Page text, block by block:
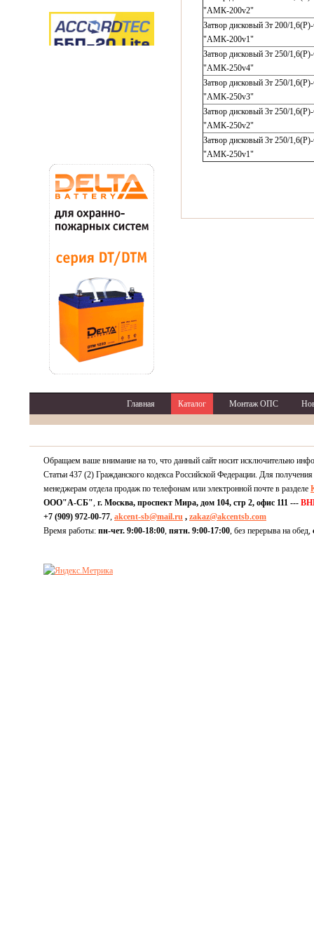
"АМК-200v2"
Затвор дисковый 3т 200/
"АМК-200v1"
Затвор дисковый 3т 250/
"АМК-250v4"
Затвор дисковый 3т 250/
"АМК-250v3"
Затвор дисковый 3т 250/
"АМК-250v2"
Затвор дисковый 3т 250/
"АМК-250v1"
Главная Каталог Монтаж ОПС
Обращаем ваше внимание на то, что данный сайт носит исключительно
Статьи 437 (2) Гражданского кодекса Российской Федерации. Для
менеджерам отдела продаж по телефонам или электронной почте в разделе
ООО"А-СБ", г. Москва, проспект Мира, дом 104, стр 2, офис 111 ---
+7 (909) 972-00-77, akcent-sb@mail.ru , zakaz@akcentsb.com
Время работы: пн-чет. 9:00-18:00, пятн. 9:00-17:00, без перерыва на обед,